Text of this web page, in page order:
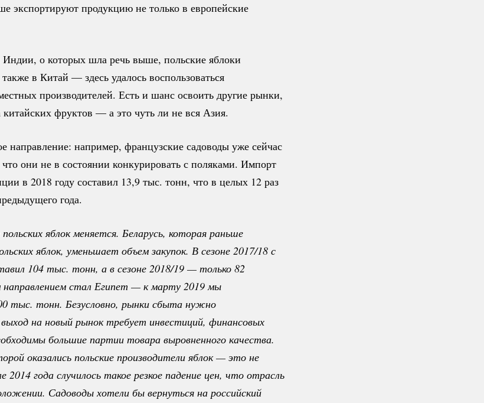
экспортируют продукцию не только в европейские
Индии, о которых шла речь выше, польские яблоки
в Китай — здесь удалось воспользоваться
производителей. Есть и шанс освоить другие рынки,
китайских фруктов — а это чуть ли не вся Азия.
направление: например, французские садоводы уже сейчас
они не в состоянии конкурировать с поляками. Импорт
в 2018 году составил 13,9 тыс. тонн, что в целых 12 раз
года.
яблок меняется. Беларусь, которая раньше
яблок, уменьшает объем закупок. В сезоне 2017/18 с
104 тыс. тонн, а в сезоне 2018/19 — только 82
стал Египет — к марту 2019 мы
тыс. тонн. Безусловно, рынки сбыта нужно
на новый рынок требует инвестиций, финансовых
большие партии товара выровненного качества.
оказались польские производители яблок — это не
года случилось такое резкое падение цен, что отрасль
Садоводы хотели бы вернуться на российский